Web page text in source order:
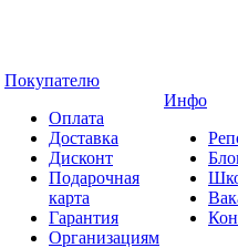
Покупателю
Оплата
Доставка
Дисконт
Подарочная
карта
Гарантия
Организациям
Инфо